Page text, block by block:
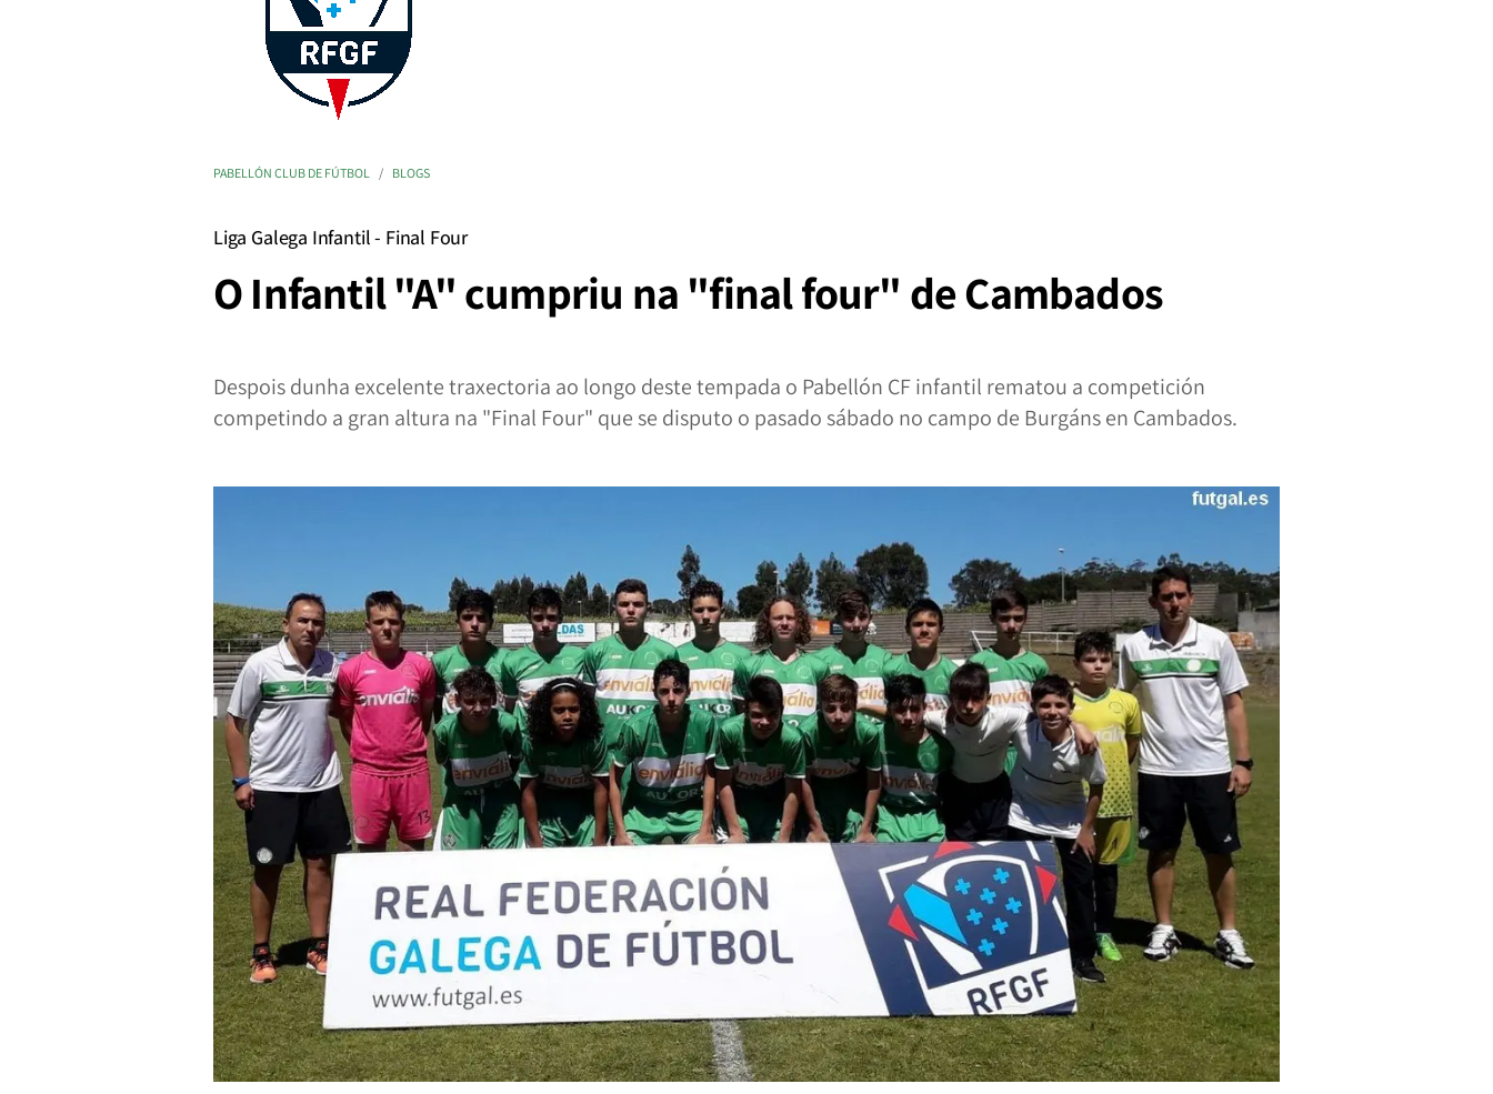
PABELLÓN CLUB DE FÚTBOL BLOGS
Liga Galega Infantil - Final Four
O Infantil "A" cumpriu na "final four" de Cambados
Despois dunha excelente traxectoria ao longo deste tempada o Pabellón CF infantil rematou a competición
competindo a gran altura na "Final Four" que se disputo o pasado sábado no campo de Burgáns en Cambados.